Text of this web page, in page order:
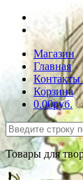
Магазин
Главная
Контакты
Корзина
0.00руб.
Товары для